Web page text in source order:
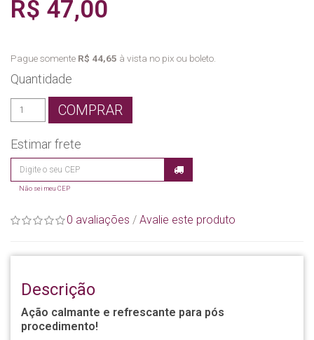
R$ 47,00
Pague somente R$ 44,65 à vista no pix ou boleto.
Quantidade
COMPRAR
Estimar frete
Não sei meu CEP
0 avaliações / Avalie este produto
Descrição
Ação calmante e refrescante para pós
procedimento!